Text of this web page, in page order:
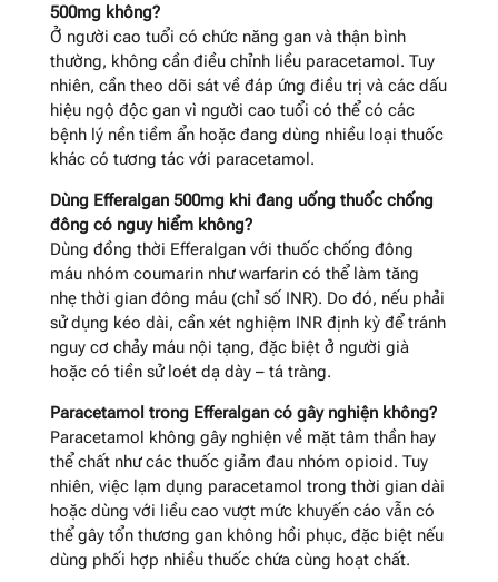
500mg không?
Ở người cao tuổi có chức năng gan và thận bình
thường, không cần điều chỉnh liều paracetamol. Tuy
nhiên, cần theo dõi sát về đáp ứng điều trị và các dấu
hiệu ngộ độc gan vì người cao tuổi có thể có các
bệnh lý nền tiềm ẩn hoặc đang dùng nhiều loại thuốc
khác có tương tác với paracetamol.
Dùng Efferalgan 500mg khi đang uống thuốc chống
đông có nguy hiểm không?
Dùng đồng thời Efferalgan với thuốc chống đông
máu nhóm coumarin như warfarin có thể làm tăng
nhẹ thời gian đông máu (chỉ số INR). Do đó, nếu phải
sử dụng kéo dài, cần xét nghiệm INR định kỳ để tránh
nguy cơ chảy máu nội tạng, đặc biệt ở người già
hoặc có tiền sử loét dạ dày – tá tràng.
Paracetamol trong Efferalgan có gây nghiện không?
Paracetamol không gây nghiện về mặt tâm thần hay
thể chất như các thuốc giảm đau nhóm opioid. Tuy
nhiên, việc lạm dụng paracetamol trong thời gian dài
hoặc dùng với liều cao vượt mức khuyến cáo vẫn có
thể gây tổn thương gan không hồi phục, đặc biệt nếu
dùng phối hợp nhiều thuốc chứa cùng hoạt chất.